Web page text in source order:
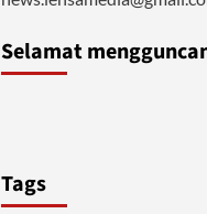
Selamat
Tags